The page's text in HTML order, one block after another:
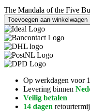
The Mandala of the Five
Toevoegen aan winkelwagen
Op werkdagen voor
Levering binnen
Veilig betalen
14 dagen